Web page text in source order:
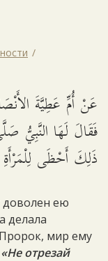
عَنْ أُمِّ عَطِيَّةَ
فَقَالَ لَهَا النَّبِيُّ
ذَلِكَ أَحْظَى
доволен ею
делала
мир ему
«Не отрезай